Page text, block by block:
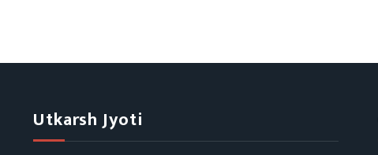
Utkarsh Jyoti